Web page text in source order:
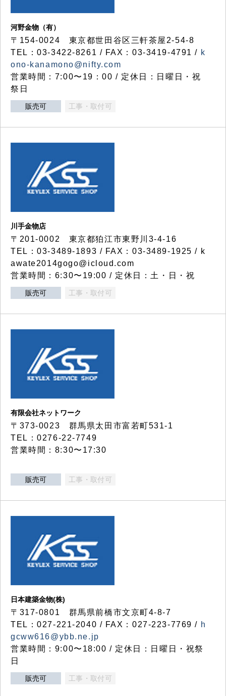
河野金物（有）
〒154-0024 東京都世田谷区三軒茶屋2-54-8
TEL：03-3422-8261 / FAX：03-3419-4791 / k
ono-kanamono@nifty.com
営業時間：7:00〜19：00 / 定休日：日曜日・祝
祭日
販売可 工事・取付可
川手金物店
〒201-0002 東京都狛江市東野川3-4-16
TEL：03-3489-1893 / FAX：03-3489-1925 / k
awate2014gogo@icloud.com
営業時間：6:30〜19:00 / 定休日：土・日・祝
販売可 工事・取付可
有限会社ネットワーク
〒373-0023 群馬県太田市富若町531-1
TEL：0276-22-7749
営業時間：8:30〜17:30
販売可 工事・取付可
日本建築金物(株)
〒317‐0801 群馬県前橋市文京町4-8-7
TEL：027-221-2040 / FAX：027-223-7769 / h
gcww616@ybb.ne.jp
営業時間：9:00〜18:00 / 定休日：日曜日・祝祭
日
販売可 工事・取付可